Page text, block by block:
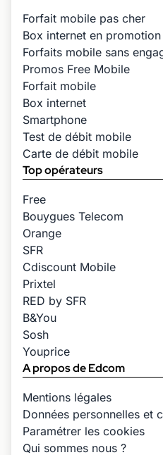
Forfait mobile pas cher
Box internet en promotion
Forfaits mobile sans
Promos Free Mobile
Forfait mobile
Box internet
Smartphone
Test de débit mobile
Carte de débit mobile
Top opérateurs
Free
Bouygues Telecom
Orange
SFR
Cdiscount Mobile
Prixtel
RED by SFR
B&You
Sosh
Youprice
A propos de Edcom
Mentions légales
Données personnelles et
Paramétrer les cookies
Qui sommes nous ?